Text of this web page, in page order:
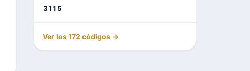
3115
Ver los 172 códigos →